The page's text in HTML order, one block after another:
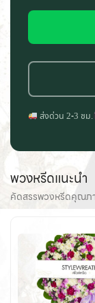
ส่งด่วน 2-3 ชม.
พวงหรีดแนะนำ
คัดสรรพวงหรีดคุณภ